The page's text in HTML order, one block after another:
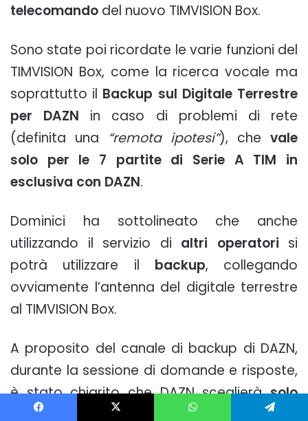
telecomando del nuovo TIMVISION Box.
Sono state poi ricordate le varie funzioni del
TIMVISION Box, come la ricerca vocale ma
soprattutto il Backup sul Digitale Terrestre
per DAZN in caso di problemi di rete
(definita una
“remota ipotesi”), che vale
solo per le 7 partite di Serie A TIM in
esclusiva con DAZN.
Dominici ha sottolineato che anche
utilizzando il servizio di altri operatori si
potrà utilizzare il backup, collegando
ovviamente l’antenna del digitale terrestre
al TIMVISION Box.
A proposito del canale di backup di DAZN,
durante la sessione di domande e risposte,
è stato chiarito che DAZN sceglieràsolo
una partita di Serie A da mandare sul